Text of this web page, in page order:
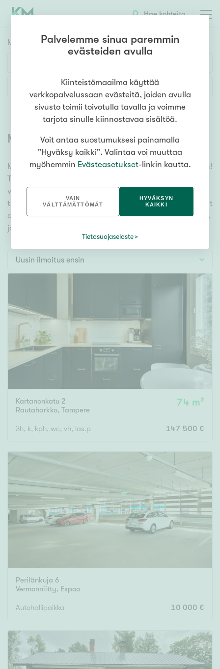
Hae kohteita
Myyntikohteet
1h 2h 3h 4h 5h+
Asuntotyyppi
Kerros-/luhtitalo
Rivitalo/paritalo
Omakoti-/erillistalo
Maa- tai metsätila
Vapaa-ajan asunto
000 000 €
Asuinpinta-ala Kokonaispinta-ala
Rakennusvuosi
Arvokohteet
Vain arvokohteet Ei arvokohteita
Kunto
Hyvä
Tyydyttävä
Lisää hakuehtoja
Myytävät asunnot (6379)
Meiltä löydät myytävät asunnot, oli tarpeesi mikä vain!
Tuhansien kohteiden ja satojen kiinteistönvälittäjien
verkostomme auttaa sinua kenties elämäsi
tärkeimmässä päätöksessä. Katso alta kaikki myytävät
asunnot. Hyödynnä myös kätevää hakutyökaluamme,
jonka avulla löydät omien toiveidesi mukaisen kodin.
Uusin ilmoitus ensin
Kartanonkatu 2
Rautaharkko, Tampere
74 m²
3h, k, kph, wc, vh, las.p 147 500 €
Perilänkuja 6
Vermonniitty, Espoo
Autohallipaikka 10 000 €
Palvelemme sinua paremmin
evästeiden avulla
Kiinteistömaailma käyttää
verkkopalvelussaan evästeitä, joiden avulla
sivusto toimii toivotulla tavalla ja voimme
tarjota sinulle kiinnostavaa sisältöä.
Voit antaa suostumuksesi painamalla
"Hyväksy kaikki". Valintaa voi muuttaa
myöhemmin Evästeasetukset-linkin kautta.
VAIN
VÄLTTÄMÄTTÖMÄT
HYVÄKSYN
KAIKKI
Tietosuojaseloste